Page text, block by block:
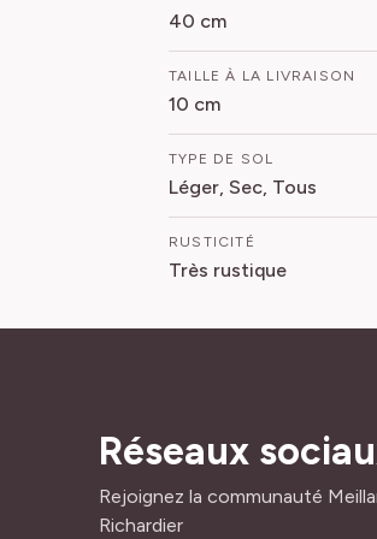
40 cm
TAILLE À LA LIVRAISON
10 cm
TYPE DE SOL
Léger, Sec, Tous
RUSTICITÉ
Très rustique
Réseaux
Rejoignez la communauté
Richardier